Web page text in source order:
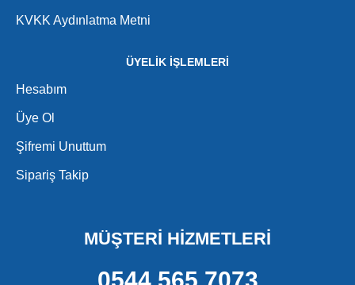
KVKK Aydınlatma Metni
ÜYELİK İŞLEMLERİ
Hesabım
Üye Ol
Şifremi Unuttum
Sipariş Takip
MÜŞTERİ HİZMETLERİ